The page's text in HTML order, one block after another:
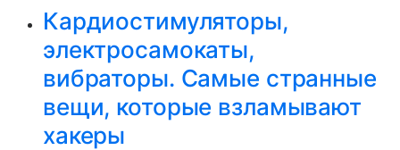
Кардиостимуляторы,
электросамокаты,
вибраторы. Самые странные
вещи, которые взламывают
хакеры